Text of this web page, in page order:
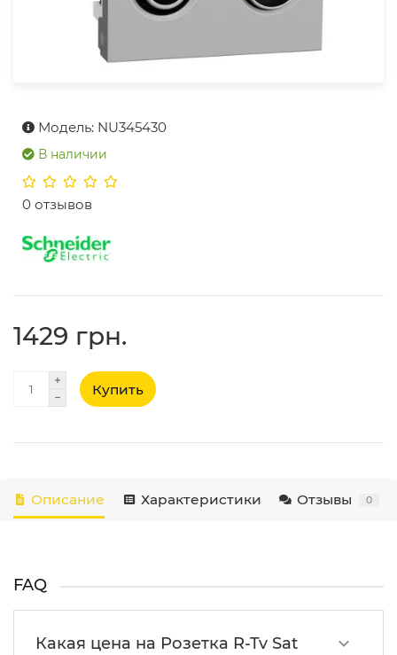
Модель: NU345430
В наличии
0 отзывов
1429 грн.
Купить
Описание Характеристики Отзывы 0
FAQ
Какая цена на Розетка R-Tv Sat